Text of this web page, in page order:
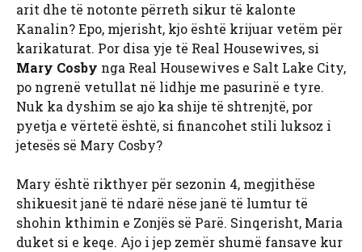
arit dhe të notonte përreth sikur të kalonte
Kanalin? Epo, mjerisht, kjo është krijuar vetëm për
karikaturat. Por disa yje të Real Housewives, si
Mary Cosby nga Real Housewives e Salt Lake City,
po ngrenë vetullat në lidhje me pasurinë e tyre.
Nuk ka dyshim se ajo ka shije të shtrenjtë, por
pyetja e vërtetë është, si financohet stili luksoz i
jetesës së Mary Cosby?
Mary është rikthyer për sezonin 4, megjithëse
shikuesit janë të ndarë nëse janë të lumtur të
shohin kthimin e Zonjës së Parë. Sinqerisht, Maria
duket si e keqe. Ajo i jep zemër shumë fansave kur